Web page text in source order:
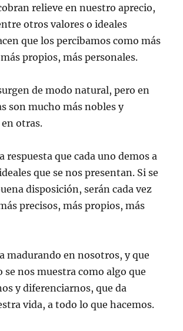
relieve en nuestro aprecio,
otros valores o ideales
que los percibamos como más
propios, más personales.
de modo natural, pero en
son mucho más nobles y
en otras.
respuesta que cada uno demos a
que se nos presentan. Si se
disposición, serán cada vez
precisos, más propios, más
madurando en nosotros, y que
se nos muestra como algo que
y diferenciarnos, que da
vida, a todo lo que hacemos.